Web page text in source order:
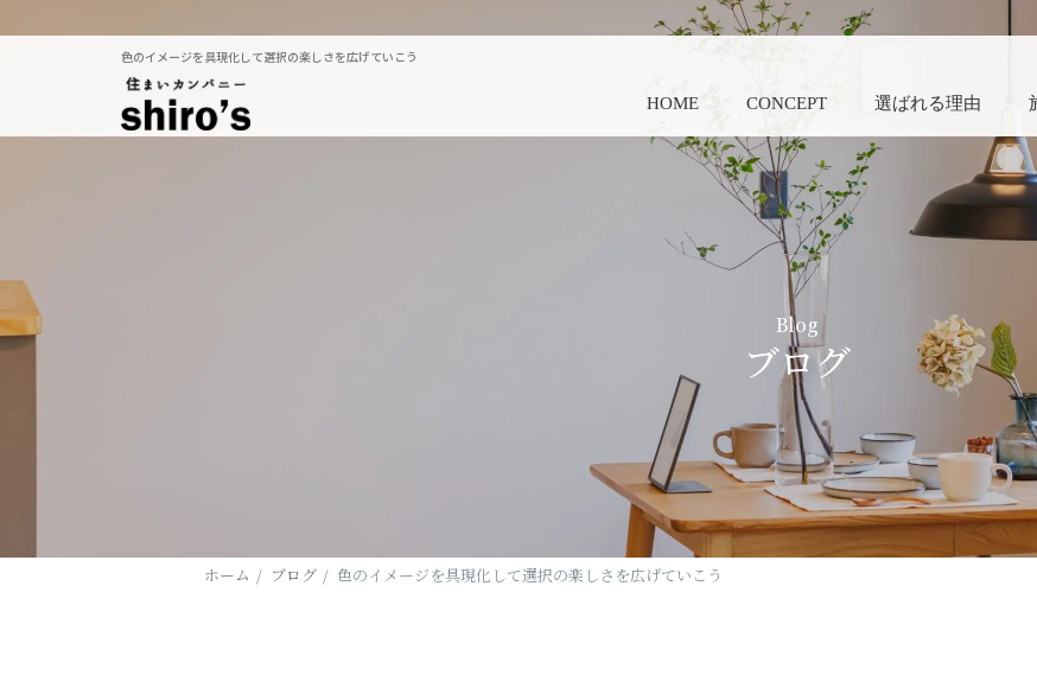
色のイメージを具現化して選択の楽しさを広げていこう
HOME CONCEPT 選ばれる理由
Blog
ブログ
ホーム ブログ 色のイメージを具現化して選択の楽しさを広げていこう